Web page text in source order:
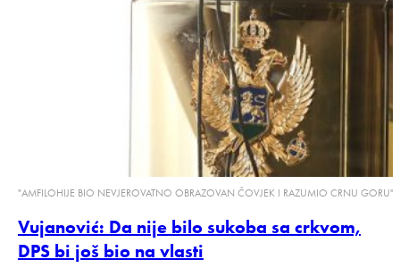
"AMFILOHIJE BIO NEVJEROVATNO OBRAZOVAN ČOVJEK I RAZUMIO CRNU GORU"
Vujanović: Da nije bilo sukoba sa crkvom,
DPS bi još bio na vlasti